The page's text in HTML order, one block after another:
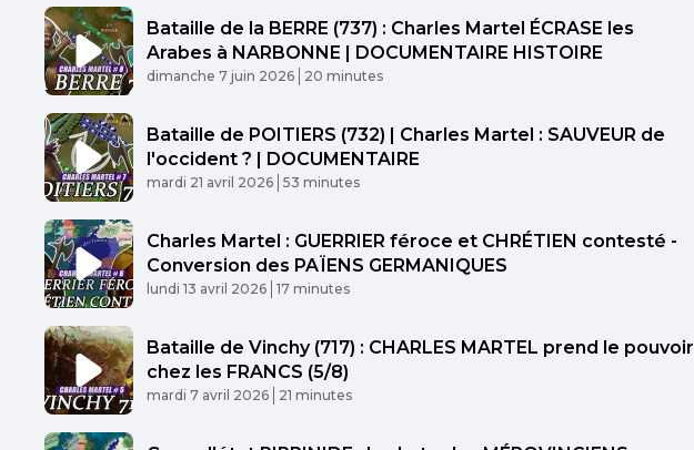
Bataille de la BERRE (737) : Charles Martel ÉCRASE les
Arabes à NARBONNE | DOCUMENTAIRE HISTOIRE
Published At
dimanche 7 juin 2026 Time
20 minutes
Bataille de POITIERS (732) | Charles Martel : SAUVEUR de
l'occident ? | DOCUMENTAIRE
Published At
mardi 21 avril 2026 Time
53 minutes
Charles Martel : GUERRIER féroce et CHRÉTIEN contesté -
Conversion des PAÏENS GERMANIQUES
Published At
lundi 13 avril 2026 Time
17 minutes
Bataille de Vinchy (717) : CHARLES MARTEL prend le pouvoir
chez les FRANCS (5/8)
Published At
mardi 7 avril 2026 Time
21 minutes